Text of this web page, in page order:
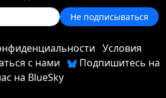
Не подписываться
Условия
с нами
Подпишитесь на
на BlueSky